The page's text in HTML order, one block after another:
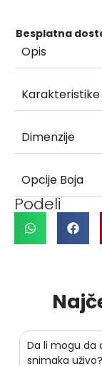
Besplatna
Opis
Karakteristike
Dimenzije
Opcije Boja
Podeli
Da li mogu da
snimaka uživo?